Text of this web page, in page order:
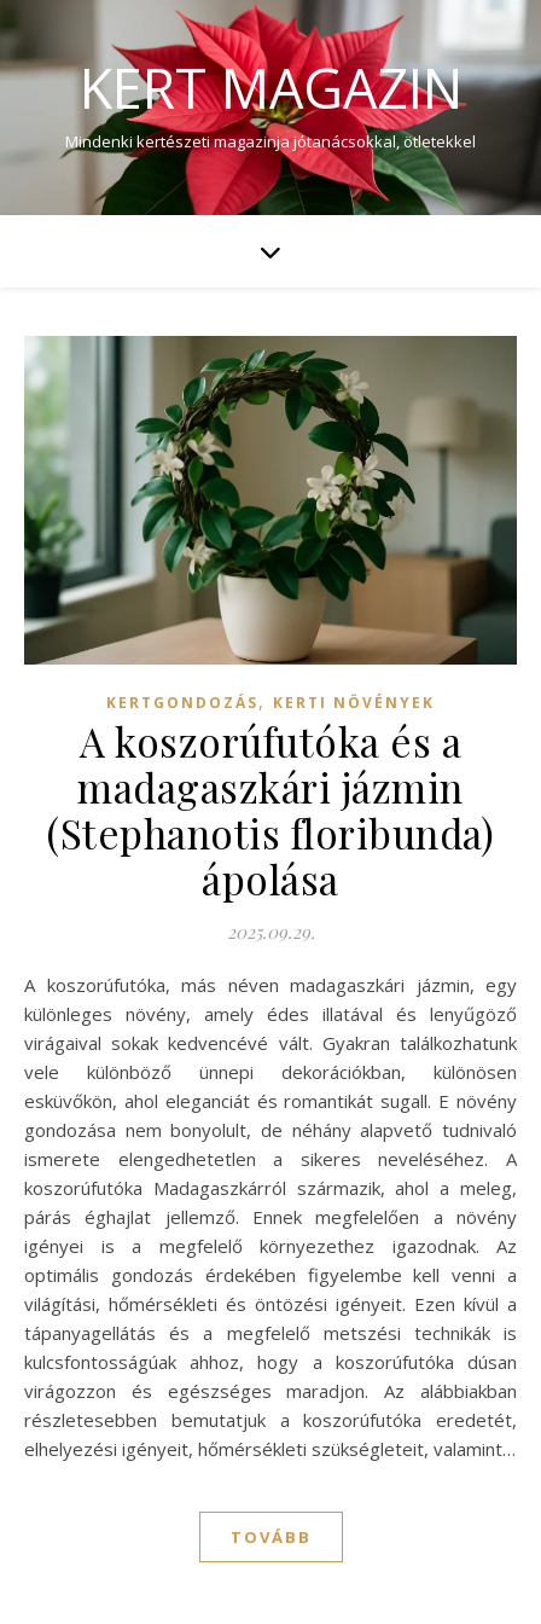
KERT MAGAZIN
Mindenki kertészeti magazinja jótanácsokkal, ötletekkel
KERTGONDOZÁS, KERTI NÖVÉNYEK
A koszorúfutóka és a
madagaszkári jázmin
(Stephanotis floribunda)
ápolása
2025.09.29.
A koszorúfutóka, más néven madagaszkári jázmin, egy
különleges növény, amely édes illatával és lenyűgöző
virágaival sokak kedvencévé vált. Gyakran találkozhatunk
vele különböző ünnepi dekorációkban, különösen
esküvőkön, ahol eleganciát és romantikát sugall. E növény
gondozása nem bonyolult, de néhány alapvető tudnivaló
ismerete elengedhetetlen a sikeres neveléséhez. A
koszorúfutóka Madagaszkárról származik, ahol a meleg,
párás éghajlat jellemző. Ennek megfelelően a növény
igényei is a megfelelő környezethez igazodnak. Az
optimális gondozás érdekében figyelembe kell venni a
világítási, hőmérsékleti és öntözési igényeit. Ezen kívül a
tápanyagellátás és a megfelelő metszési technikák is
kulcsfontosságúak ahhoz, hogy a koszorúfutóka dúsan
virágozzon és egészséges maradjon. Az alábbiakban
részletesebben bemutatjuk a koszorúfutóka eredetét,
elhelyezési igényeit, hőmérsékleti szükségleteit, valamint…
TOVÁBB